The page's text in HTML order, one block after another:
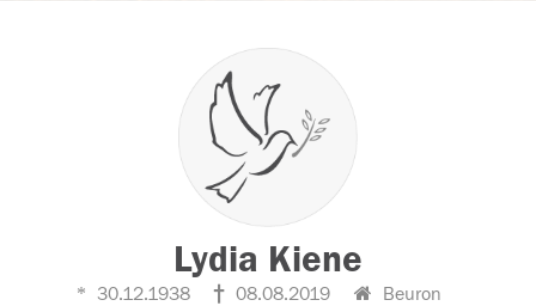
Lydia Kiene
30.12.1938 08.08.2019 Beuron